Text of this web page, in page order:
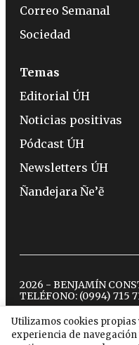
Utilizamos cookies
experiencia de
Correo Semanal
Sociedad
Temas
Editorial ÚH
Noticias positivas
Pódcast ÚH
Newsletters ÚH
Ñandejara Ñe’ẽ
2026 - BENJAMÍN
TELÉFONO: (0994) 715